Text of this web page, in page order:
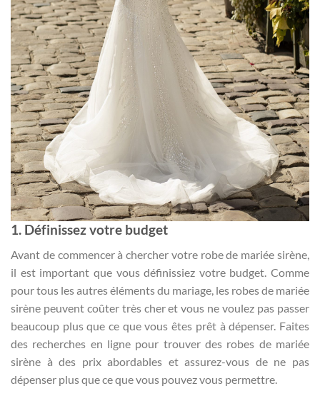
1. Définissez votre budget
Avant de commencer à chercher votre robe de mariée sirène,
il est important que vous définissiez votre budget. Comme
pour tous les autres éléments du mariage, les robes de mariée
sirène peuvent coûter très cher et vous ne voulez pas passer
beaucoup plus que ce que vous êtes prêt à dépenser. Faites
des recherches en ligne pour trouver des robes de mariée
sirène à des prix abordables et assurez-vous de ne pas
dépenser plus que ce que vous pouvez vous permettre.